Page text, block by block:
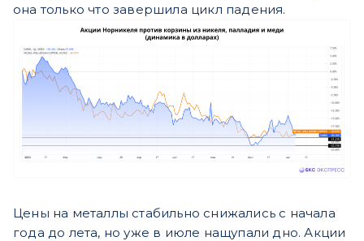
она только что завершила цикл падения.
Цены на металлы стабильно снижались с начала
года до лета, но уже в июле нащупали дно. Акции